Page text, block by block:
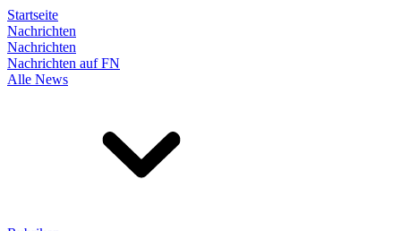
Startseite
Nachrichten
Nachrichten
Nachrichten auf FN
Alle News